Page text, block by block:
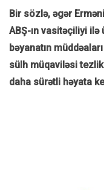
Bir sözlə, əgər
ABŞ-ın vasitəçiliyi
bəyanatın
sülh müqaviləsi
daha sürətli həyata